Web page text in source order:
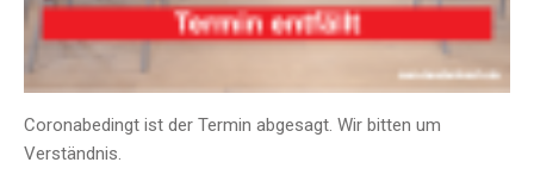
Coronabedingt ist der Termin abgesagt. Wir bitten um
Verständnis.